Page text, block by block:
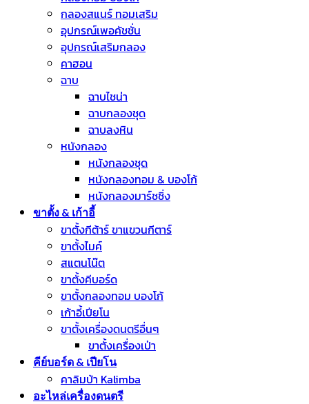
กลองสแนร์ ทอมเสริม
อุปกรณ์เพอคัชชั่น
อุปกรณ์เสริมกลอง
คาฮอน
ฉาบ
ฉาบไชน่า
ฉาบกลองชุด
ฉาบลงหิน
หนังกลอง
หนังกลองชุด
หนังกลองทอม & บองโก้
หนังกลองมาร์ชชิ่ง
ขาตั้ง & เก้าอี้
ขาตั้งกีต้าร์ ขาแขวนกีตาร์
ขาตั้งไมค์
สแตนโน๊ต
ขาตั้งคีบอร์ด
ขาตั้งกลองทอม บองโก้
เก้าอี้เปียโน
ขาตั้งเครื่องดนตรีอื่นๆ
ขาตั้งเครื่องเป่า
คีย์บอร์ด & เปียโน
คาลิมบ้า Kalimba
อะไหล่เครื่องดนตรี